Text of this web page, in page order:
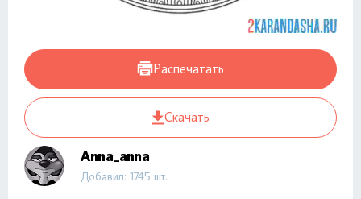
Распечатать
Скачать
Anna_anna
Добавил: 1745 шт.